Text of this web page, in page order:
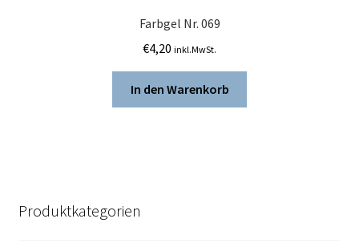
Farbgel Nr. 069
€4,20 inkl.MwSt.
In den Warenkorb
Produktkategorien